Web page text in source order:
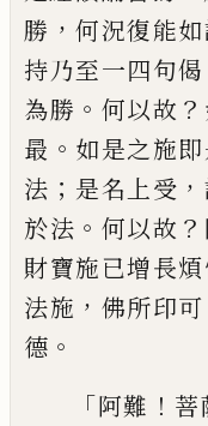
勝 ， 何況復能
持乃至一四句偈
為勝 。 何以故 ？
最 。 如是之施
法 ； 是名上受 ，
於法 。 何以故 ？
財寶施已增長
法施 ， 佛所印可
德 。
「阿難 ！ 菩